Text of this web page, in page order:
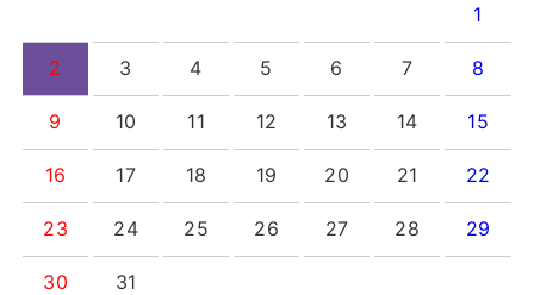
1
2 3 4 5 6 7 8
9 10 11 12 13 14 15
16 17 18 19 20 21 22
23 24 25 26 27 28 29
30 31